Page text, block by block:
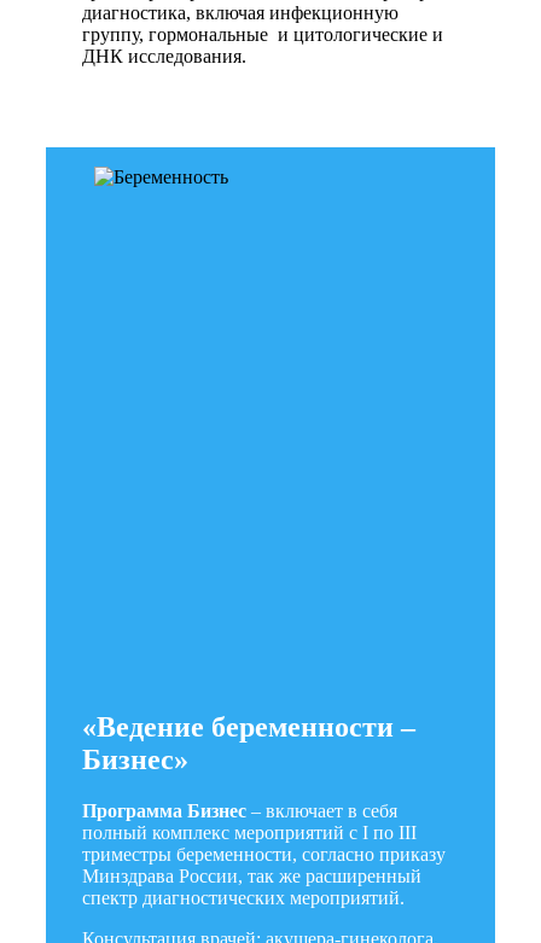
диагностика, включая инфекционную
группу, гормональные и цитологические и
ДНК исследования.
«Ведение беременности –
Бизнес»
Программа Бизнес – включает в себя
полный комплекс мероприятий с I по III
триместры беременности, согласно приказу
Минздрава России, так же расширенный
спектр диагностических мероприятий.
Консультация врачей: акушера-гинеколога,